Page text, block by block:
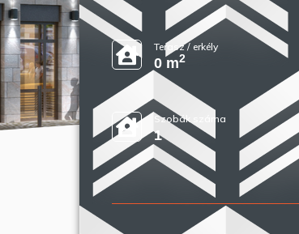
Terasz / erkély
0 m2
Szobák száma
1